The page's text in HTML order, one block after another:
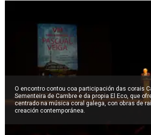
O encontro contou coa participación das corais
Sementeira de Cambre e da propia El Eco, que
centrado na música coral galega, con obras de
creación contemporánea.